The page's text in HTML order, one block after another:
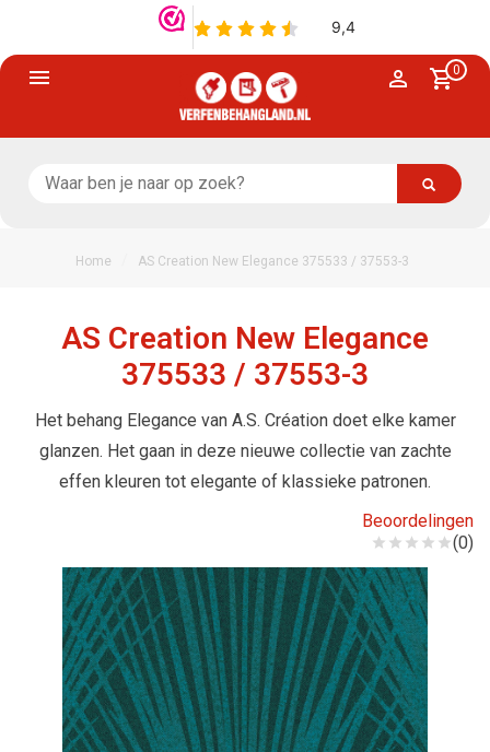
0
Home AS Creation New Elegance 375533 / 37553-3
AS Creation New Elegance
375533 / 37553-3
Het behang Elegance van A.S. Création doet elke kamer
glanzen. Het gaan in deze nieuwe collectie van zachte
effen kleuren tot elegante of klassieke patronen.
Beoordelingen
(0)